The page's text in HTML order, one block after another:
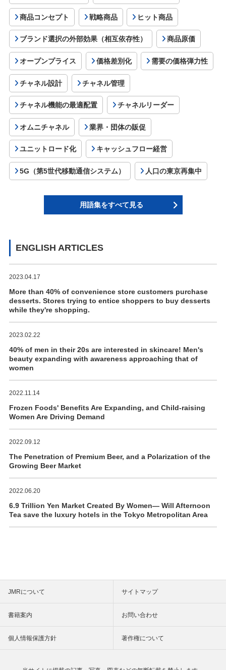
商品コンセプト 戦略商品 ヒット商品
ブランド選択の外部効果（相互依存性） 商品原価
オープンプライス 価格差別化 需要の価格弾力性
チャネル設計 チャネル管理
チャネル機能の最適配置 チャネルリーダー
オムニチャネル 業界・団体の販促
ユニットロード化 キャッシュフロー経営
5G（第5世代移動通信システム） 人口の東京再集中
用語集をすべて見る
ENGLISH ARTICLES
2023.04.17
More than 40% of convenience store customers purchase
desserts. Stores trying to entice shoppers to buy desserts
while they're shopping.
2023.02.22
40% of men in their 20s are interested in skincare! Men's
beauty expanding with awareness approaching that of
women
2022.11.14
Frozen Foods' Benefits Are Expanding, and Child-raising
Women Are Driving Demand
2022.09.12
The Penetration of Premium Beer, and a Polarization of the
Growing Beer Market
2022.06.20
6.9 Trillion Yen Market Created By Women― Will Afternoon
Tea save the luxury hotels in the Tokyo Metropolitan Area
JMRについて サイトマップ
書籍案内 お問い合わせ
個人情報保護方針 著作権について